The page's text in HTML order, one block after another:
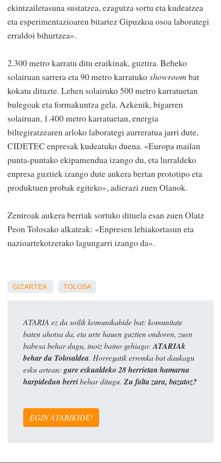
ekintzailetasuna sustatzea, ezagutza sortu eta kudeatzea
eta esperimentazioaren bitartez Gipuzkoa osoa laborategi
erraldoi bihurtzea».
2.300 metro karratu ditu eraikinak, guztira. Beheko
solairuan sarrera eta 90 metro karratukoshowroom bat
kokatu dituzte. Lehen solairuko 500 metro karratuetan
bulegoak eta formakuntza gela. Azkenik, bigarren
solairuan, 1.400 metro karratuetan, energia
biltegiratzearen arloko laborategi aurreratua jarri dute,
CIDETEC enpresak kudeatuko duena. «Europa mailan
punta-puntako ekipamendua izango du, eta lurraldeko
enpresa guztiek izango dute aukera bertan prototipo eta
produktuen probak egiteko», adierazi zuen Olanok.
Zentroak aukera berriak sortuko dituela esan zuen Olatz
Peon Tolosako alkateak: «Enpresen lehiakortasun eta
nazioartekotzerako lagungarri izango da».
GIZARTEA TOLOSA
ATARIA ez da soilik komunikabide bat: komunitate
baten ahotsa da, eta urte hauen guztien ondoren, zuen
babesa behar dugu, inoiz baino gehiago: ATARIAk
behar du Tolosaldea. Horregatik erronka bat daukagu
esku artean: gure eskualdeko 28 herrietan hamarna
harpidedun berribehar ditugu. Zu falta zara, bazatoz?
EGIN ATARIKIDE!